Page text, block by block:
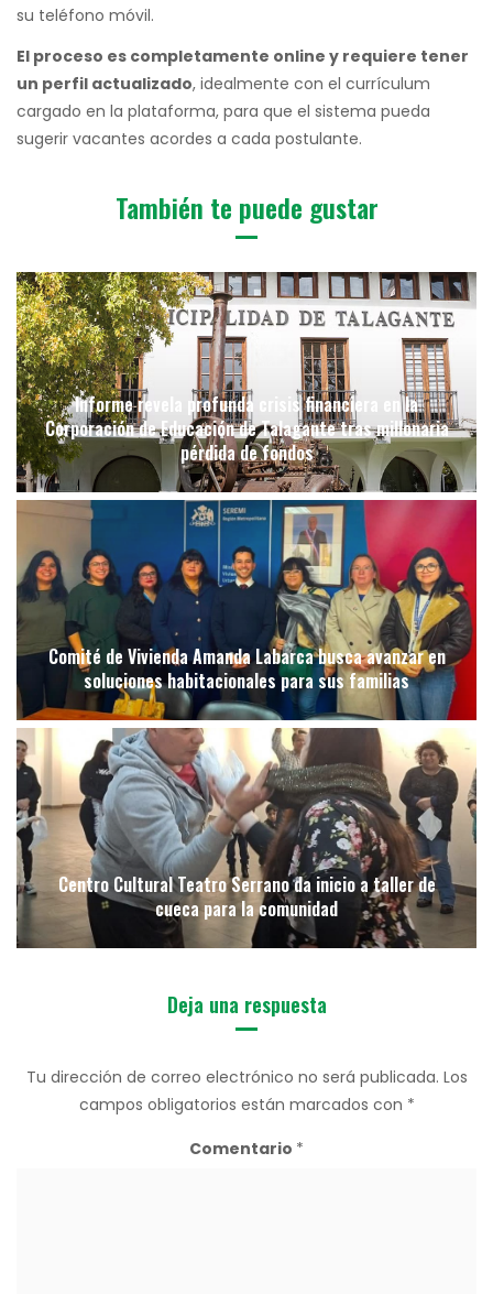
su teléfono móvil.
El proceso es completamente online y requiere tener
un perfil actualizado, idealmente con el currículum
cargado en la plataforma, para que el sistema pueda
sugerir vacantes acordes a cada postulante.
También te puede gustar
Informe revela profunda crisis financiera en la
Corporación de Educación de Talagante tras millonaria
pérdida de fondos
Comité de Vivienda Amanda Labarca busca avanzar en
soluciones habitacionales para sus familias
Centro Cultural Teatro Serrano da inicio a taller de
cueca para la comunidad
Deja una respuesta
Tu dirección de correo electrónico no será publicada. Los
campos obligatorios están marcados con *
Comentario *